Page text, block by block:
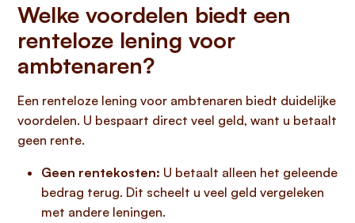
Welke voordelen biedt een
renteloze lening voor
ambtenaren?
Een renteloze lening voor ambtenaren biedt duidelijke
voordelen. U bespaart direct veel geld, want u betaalt
geen rente.
Geen rentekosten: U betaalt alleen het geleende
bedrag terug. Dit scheelt u veel geld vergeleken
met andere leningen.